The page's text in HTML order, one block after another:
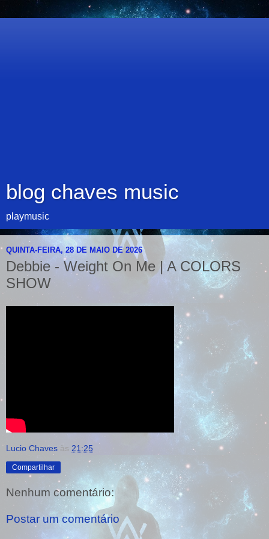
blog chaves music
playmusic
QUINTA-FEIRA, 28 DE MAIO DE 2026
Debbie - Weight On Me | A COLORS
SHOW
Lucio Chaves às 21:25
Compartilhar
Nenhum comentário:
Postar um comentário